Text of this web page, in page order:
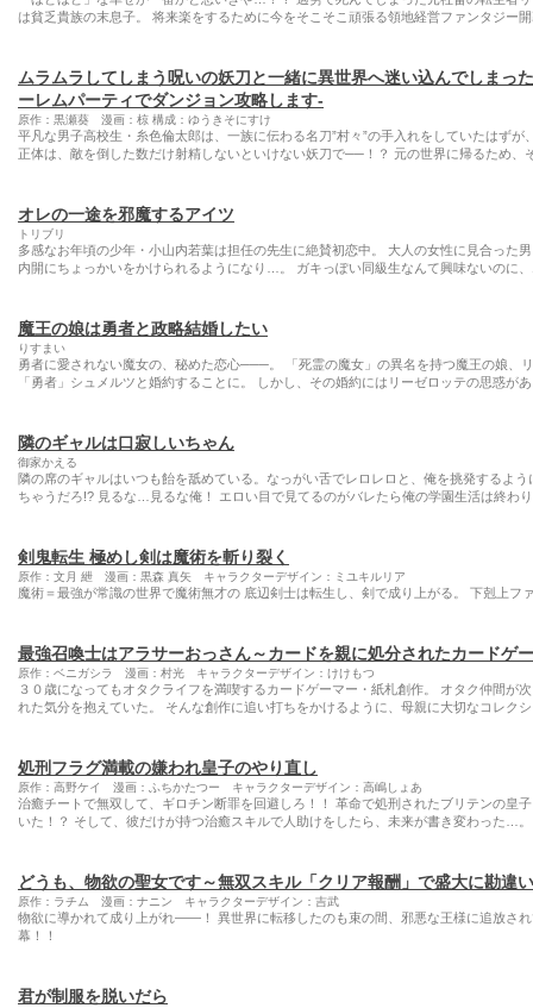
は貧乏貴族の末息子。 将来楽をするために今をそこそこ頑張る領地経営ファンタジー
ムラムラしてしまう呪いの妖刀と一緒に異世界へ迷い込んでしまっ
ーレムパーティでダンジョン攻略します-
原作：黒瀬葵 漫画：椋 構成：ゆうきそにすけ
平凡な男子高校生・糸色倫太郎は、一族に伝わる名刀”村々”の手入れをしていたはず
正体は、敵を倒した数だけ射精しないといけない妖刀で──！？ 元の世界に帰るため、
オレの一途を邪魔するアイツ
トリブリ
多感なお年頃の少年・小山内若葉は担任の先生に絶賛初恋中。 大人の女性に見合った
内開にちょっかいをかけられるようになり…。 ガキっぽい同級生なんて興味ないのに
魔王の娘は勇者と政略結婚したい
りすまい
勇者に愛されない魔女の、秘めた恋心───。 「死霊の魔女」の異名を持つ魔王の娘、
「勇者」シュメルツと婚約することに。 しかし、その婚約にはリーゼロッテの思惑が
隣のギャルは口寂しいちゃん
御家かえる
隣の席のギャルはいつも飴を舐めている。なっがい舌でレロレロと、俺を挑発するよ
ちゃうだろ!? 見るな…見るな俺！ エロい目で見てるのがバレたら俺の学園生活は終
剣鬼転生 極めし剣は魔術を斬り裂く
原作：文月 紲 漫画：黒森 真矢 キャラクターデザイン：ミユキルリア
魔術＝最強が常識の世界で魔術無才の 底辺剣士は転生し、剣で成り上がる。 下剋上
最強召喚士はアラサーおっさん～カードを親に処分されたカードゲ
原作：ベニガシラ 漫画：村光 キャラクターデザイン：けけもつ
３０歳になってもオタクライフを満喫するカードゲーマー・紙札創作。 オタク仲間が
れた気分を抱えていた。 そんな創作に追い打ちをかけるように、母親に大切なコレク
処刑フラグ満載の嫌われ皇子のやり直し
原作：高野ケイ 漫画：ふちかたつー キャラクターデザイン：高嶋しょあ
治癒チートで無双して、ギロチン断罪を回避しろ！！ 革命で処刑されたブリテンの皇
いた！？ そして、彼だけが持つ治癒スキルで人助けをしたら、未来が書き変わった…
どうも、物欲の聖女です～無双スキル「クリア報酬」で盛大に勘違
原作：ラチム 漫画：ナニン キャラクターデザイン：吉武
物欲に導かれて成り上がれ――！ 異世界に転移したのも束の間、邪悪な王様に追放さ
幕！！
君が制服を脱いだら